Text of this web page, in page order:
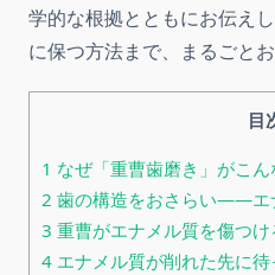
学的な根拠とともにお伝え
に保つ方法まで、まるごとお
目
1 なぜ「重曹歯磨き」がこ
2 歯の構造をおさらい――エ
3 重曹がエナメル質を傷つ
4 エナメル質が削れた先に